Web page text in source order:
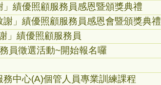
績優照顧服務員感恩暨頒獎典禮
」績優照顧服務員感恩會暨頒獎典禮
」績優照顧服務員
員徵選活動~開始報名囉
務中心(A)個管人員專業訓練課程